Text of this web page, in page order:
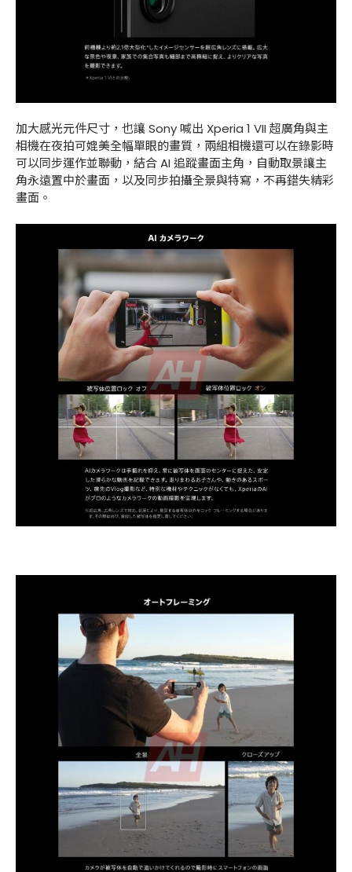
加大感光元件尺寸，也讓 Sony 喊出 Xperia 1 VII 超廣角與主
相機在夜拍可媲美全幅單眼的畫質，兩組相機還可以在錄影時
可以同步運作並聯動，結合 AI 追蹤畫面主角，自動取景讓主
角永遠置中於畫面，以及同步拍攝全景與特寫，不再錯失精彩
畫面。